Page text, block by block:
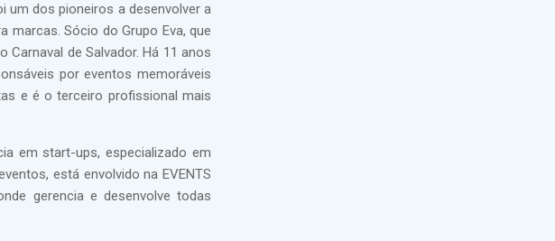
um dos pioneiros a desenvolver a
marcas. Sócio do Grupo Eva, que
de Salvador. Há 11 anos
por eventos memoráveis
e é o terceiro profissional mais
em start-ups, especializado em
está envolvido na EVENTS
gerencia e desenvolve todas